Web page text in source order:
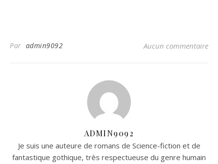
Par admin9092 Aucun commentaire
ADMIN9092
Je suis une auteure de romans de Science-fiction et de
fantastique gothique, très respectueuse du genre humain